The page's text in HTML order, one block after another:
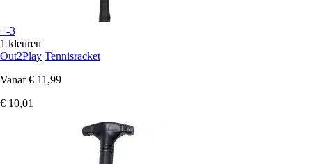
+-3
1 kleuren
Out2Play Tennisracket
Vanaf € 11,99
€ 10,01